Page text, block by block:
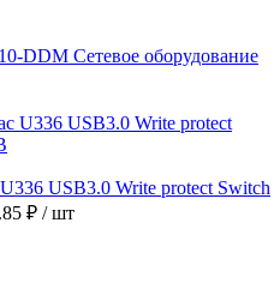
DDM Сетевое оборудование
USB3.0 Write protect Switch
₽ / шт